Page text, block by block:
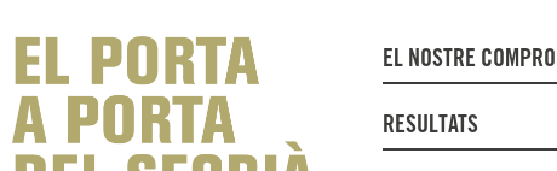
EL NOSTRE
RESULTATS